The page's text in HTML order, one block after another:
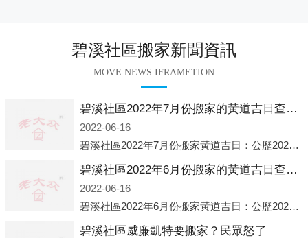
碧溪社區搬家新聞資訊
MOVE NEWS IFRAMETION
碧溪社區2022年7月份搬家的黃道吉日查詢大全一覽表哪天適合搬家好日子
2022-06-16
碧溪社區2022年7月份搬家黃道吉日：公歷2022年7月6日 農歷六月初八 星期三 沖虎(甲寅)公歷2022年7月12日 農歷六月十四 星期二 沖猴(庚申)公歷2022年7月13日 農歷六月十五 星期三 沖雞
碧溪社區2022年6月份搬家的黃道吉日查詢大全一覽表哪天適合搬家好日子
2022-06-16
碧溪社區2022年6月份搬家黃道吉日：公歷2022年6月1日 農歷五月初三 星期三 沖兔(己卯)公歷2022年6月4日 農歷五月初六 星期六 沖馬(壬午)公歷2022年6月8日 農歷五月初十 星期三 沖狗(丙
碧溪社區威廉凱特要搬家？民眾怒了